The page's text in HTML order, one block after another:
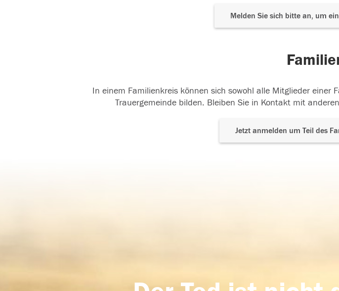
Melden Sie sich bitte an, um
In einem Familienkreis können sich sowohl alle Mitglieder
Trauergemeinde bilden. Bleiben Sie in Kontakt mit
Jetzt anmelden um Teil des